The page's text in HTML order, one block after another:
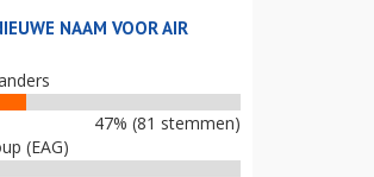
NAAM VOOR AIR
47% (81 stemmen)
(EAG)